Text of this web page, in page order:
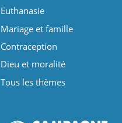
Euthanasie
Mariage et famille
Contraception
Dieu et moralité
Tous les thèmes